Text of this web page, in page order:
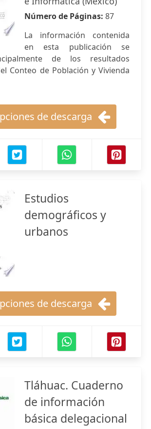
Número de Páginas: 87
La información contenida
en esta publicación se
de los resultados
Conteo de Población y Vivienda
de descarga
Estudios
demográficos y
urbanos
de descarga
Tláhuac. Cuaderno
de información
básica delegacional